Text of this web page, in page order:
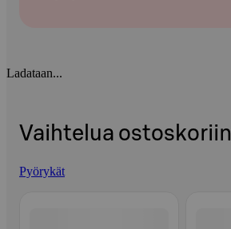
Ladataan...
Vaihtelua ostoskoriin
Pyörykät